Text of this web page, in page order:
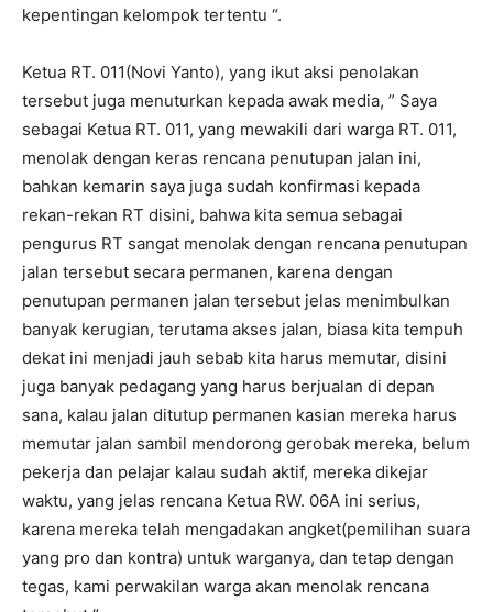
kepentingan kelompok tertentu “.
Ketua RT. 011(Novi Yanto), yang ikut aksi penolakan
tersebut juga menuturkan kepada awak media, ” Saya
sebagai Ketua RT. 011, yang mewakili dari warga RT. 011,
menolak dengan keras rencana penutupan jalan ini,
bahkan kemarin saya juga sudah konfirmasi kepada
rekan-rekan RT disini, bahwa kita semua sebagai
pengurus RT sangat menolak dengan rencana penutupan
jalan tersebut secara permanen, karena dengan
penutupan permanen jalan tersebut jelas menimbulkan
banyak kerugian, terutama akses jalan, biasa kita tempuh
dekat ini menjadi jauh sebab kita harus memutar, disini
juga banyak pedagang yang harus berjualan di depan
sana, kalau jalan ditutup permanen kasian mereka harus
memutar jalan sambil mendorong gerobak mereka, belum
pekerja dan pelajar kalau sudah aktif, mereka dikejar
waktu, yang jelas rencana Ketua RW. 06A ini serius,
karena mereka telah mengadakan angket(pemilihan suara
yang pro dan kontra) untuk warganya, dan tetap dengan
tegas, kami perwakilan warga akan menolak rencana